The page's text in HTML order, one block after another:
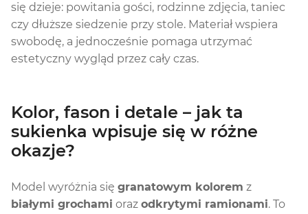
się dzieje: powitania gości, rodzinne zdjęcia, taniec
czy dłuższe siedzenie przy stole. Materiał wspiera
swobodę, a jednocześnie pomaga utrzymać
estetyczny wygląd przez cały czas.
Kolor, fason i detale – jak ta
sukienka wpisuje się w różne
okazje?
Model wyróżnia się granatowym kolorem z
białymi grochami oraz odkrytymi ramionami. To